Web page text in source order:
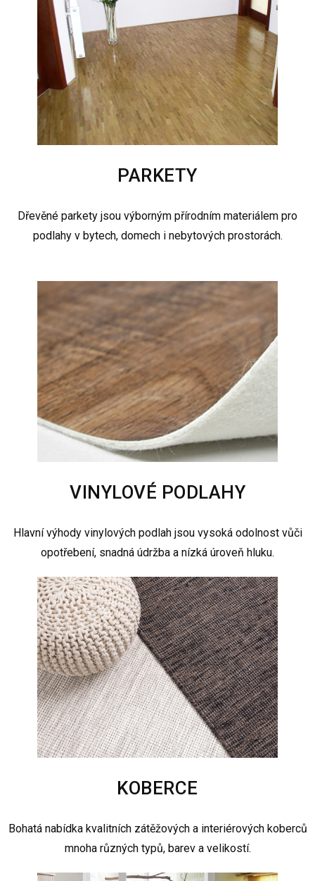
PARKETY
Dřevěné parkety jsou výborným přírodním materiálem pro
podlahy v bytech, domech i nebytových prostorách.
VINYLOVÉ PODLAHY
Hlavní výhody vinylových podlah jsou vysoká odolnost vůči
opotřebení, snadná údržba a nízká úroveň hluku.​
KOBERCE
Bohatá nabídka kvalitních zátěžových a interiérových koberců
mnoha různých typů, barev a velikostí.